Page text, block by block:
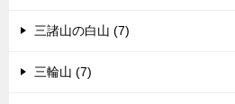
三諸山の白山 (7)
三輪山 (7)